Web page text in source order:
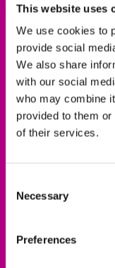
This website uses
We use cookies to
provide social
We also share
with our social
who may combine
provided to them
of their services.
Selection
Necessary
Preferences
Selle sisu